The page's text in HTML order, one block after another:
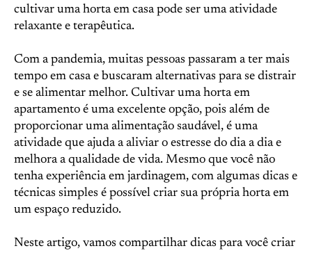
cultivar uma horta em casa pode ser uma atividade
relaxante e terapêutica.
Com a pandemia, muitas pessoas passaram a ter mais
tempo em casa e buscaram alternativas para se distrair
e se alimentar melhor. Cultivar uma horta em
apartamento é uma excelente opção, pois além de
proporcionar uma alimentação saudável, é uma
atividade que ajuda a aliviar o estresse do dia a dia e
melhora a qualidade de vida. Mesmo que você não
tenha experiência em jardinagem, com algumas dicas e
técnicas simples é possível criar sua própria horta em
um espaço reduzido.
Neste artigo, vamos compartilhar dicas para você criar